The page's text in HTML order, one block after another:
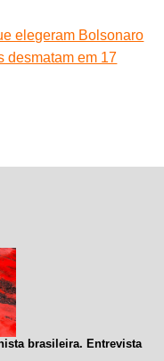
elegeram Bolsonaro
desmatam em 17
brasileira. Entrevista